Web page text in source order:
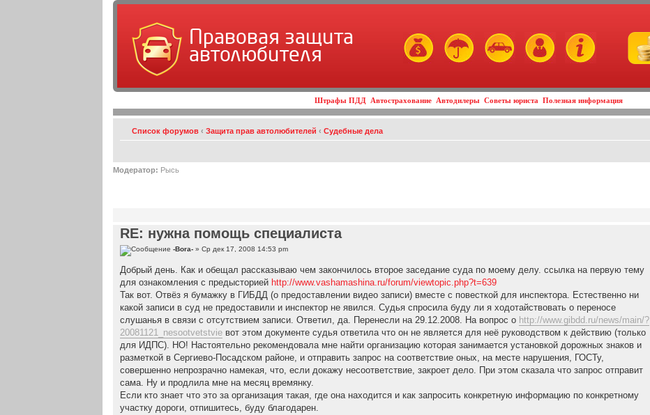
Правовая защита
автолюбителя
Штрафы ПДД Автострахование Автодилеры Советы юриста Полезная информация
Список форумов ‹ Защита прав автолюбителей ‹ Судебные дела
Модератор: Рысь
RE: нужна помощь специалиста
-Bora- » Ср дек 17, 2008 14:53 pm
Добрый день. Как и обещал рассказываю чем закончилось второе заседание суда по моему делу. ссылка на первую тему
для ознакомления с предысторией http://www.vashamashina.ru/forum/viewtopic.php?t=639
Так вот. Отвёз я бумажку в ГИБДД (о предоставлении видео записи) вместе с повесткой для инспектора. Естественно ни
какой записи в суд не предоставили и инспектор не явился. Судья спросила буду ли я ходотайствовать о переносе
слушанья в связи с отсутствием записи. Ответил, да. Перенесли на 29.12.2008. На вопрос о http://www.gibdd.ru/news/main/?
20081121_nesootvetstvie вот этом документе судья ответила что он не является для неё руководством к действию (только
для ИДПС). НО! Настоятельно рекомендовала мне найти организацию которая занимается установкой дорожных знаков и
разметкой в Сергиево-Посадском районе, и отправить запрос на соответствие оных, на месте нарушения, ГОСТу,
совершенно непрозрачно намекая, что, если докажу несоответствие, закроет дело. При этом сказала что запрос отправит
сама. Ну и продлила мне на месяц времянку.
Если кто знает что это за организация такая, где она находится и как запросить конкретную информацию по конкретному
участку дороги, отпишитесь, буду благодарен.